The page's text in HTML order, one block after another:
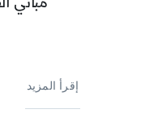
إقرأ المزيد